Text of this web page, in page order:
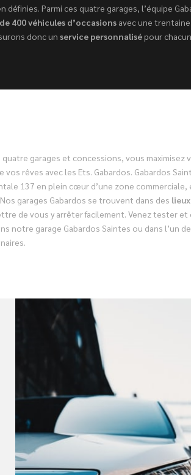
définies. Parmi ces quatre garages, l’équipe
400 véhicules d’occasionsavec une trentaine
donc un service personnalisépour
quatre garages et concessions, vous maximisez
vos rêves avec les Ets. Gabardos. Gabardos
137 en plein cœur d’une zone commerciale,
garages Gabardos se trouvent dans des
de vous y arrêter facilement. Venez tester
notre garage Gabardos Saintes ou dans l’un